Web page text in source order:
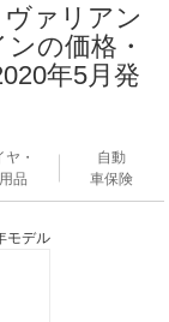
ァリアン
の価格・
年5月発
ヤ・
品
自動
車保険
モデル